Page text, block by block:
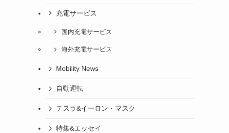
充電サービス
国内充電サービス
海外充電サービス
Mobility News
自動運転
テスラ&イーロン・マスク
特集&エッセイ